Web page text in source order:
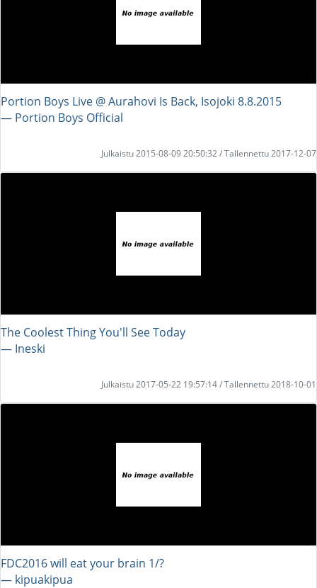
Portion Boys Live @ Aurahovi Is Back, Isojoki 8.8.2015
― Portion Boys Official
Julkaistu 2015-08-09 20:50:32 / Tallennettu 2017-12-07
The Coolest Thing You'll See Today
― Ineski
Julkaistu 2017-05-22 19:57:14 / Tallennettu 2018-10-01
FDC2016 will eat your brain 1/?
― kipuakipua